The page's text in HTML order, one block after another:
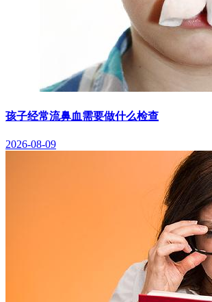
孩子经常流鼻血需要做什么检查
2026-08-09